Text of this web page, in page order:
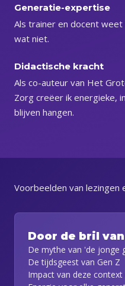
Generatie-expertise
Als trainer en docent
wat niet.
Didactische kracht
Als co-auteur van Het
Zorg creëer ik energieke,
blijven hangen.
Voorbeelden van lezingen
Door de bril van
De mythe van 'de jonge
De tijdsgeest van Gen Z
Impact van deze